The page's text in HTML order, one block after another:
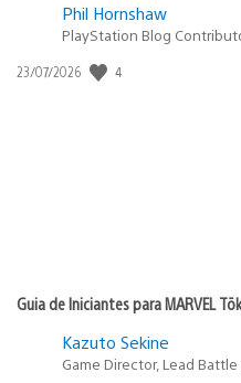
Phil Hornshaw
PlayStation Blog
Data
23/07/2026 4
Guia de Iniciantes para MARVEL
Kazuto Sekine
Game Director, Lead